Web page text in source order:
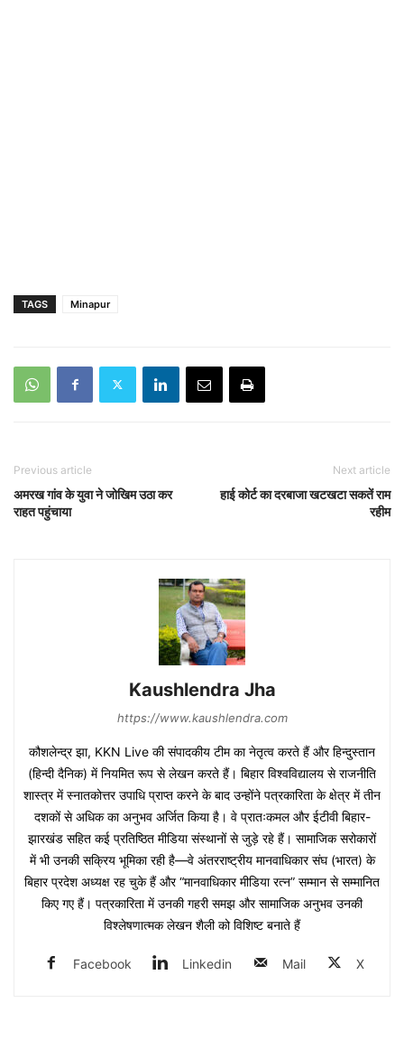
TAGS Minapur
Previous article
अमरख गांव के युवा ने जोखिम उठा कर
राहत पहुंचाया
Next article
हाई कोर्ट का दरबाजा खटखटा सकतें राम
रहीम
Kaushlendra Jha
https://www.kaushlendra.com
कौशलेन्द्र झा, KKN Live की संपादकीय टीम का नेतृत्व करते हैं और हिन्दुस्तान
(हिन्दी दैनिक) में नियमित रूप से लेखन करते हैं। बिहार विश्वविद्यालय से राजनीति
शास्त्र में स्नातकोत्तर उपाधि प्राप्त करने के बाद उन्होंने पत्रकारिता के क्षेत्र में तीन
दशकों से अधिक का अनुभव अर्जित किया है। वे प्रातःकमल और ईटीवी बिहार-
झारखंड सहित कई प्रतिष्ठित मीडिया संस्थानों से जुड़े रहे हैं। सामाजिक सरोकारों
में भी उनकी सक्रिय भूमिका रही है—वे अंतरराष्ट्रीय मानवाधिकार संघ (भारत) के
बिहार प्रदेश अध्यक्ष रह चुके हैं और “मानवाधिकार मीडिया रत्न” सम्मान से सम्मानित
किए गए हैं। पत्रकारिता में उनकी गहरी समझ और सामाजिक अनुभव उनकी
विश्लेषणात्मक लेखन शैली को विशिष्ट बनाते हैं
Facebook Linkedin Mail X